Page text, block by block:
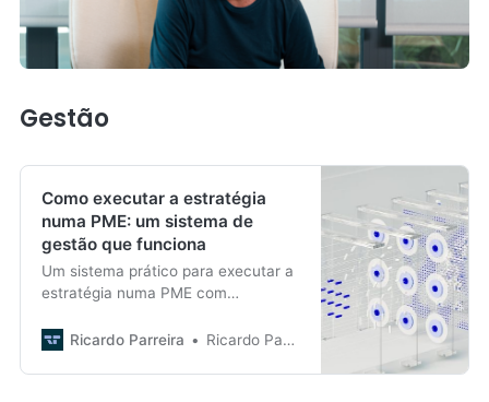
Gestão
Como executar a estratégia
numa PME: um sistema de
gestão que funciona
Um sistema prático para executar a
estratégia numa PME com
decisões claras, responsabilização e
Ricardo Parreira Ricardo Parreira